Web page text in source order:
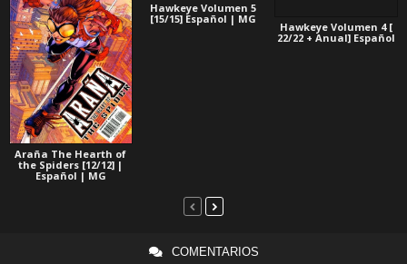
Araña The Hearth of
the Spiders [12/12] |
Español | MG
Hawkeye Volumen 5
[15/15] Español | MG
Hawkeye Volumen 4 [
22/22 + Anual] Español
COMENTARIOS